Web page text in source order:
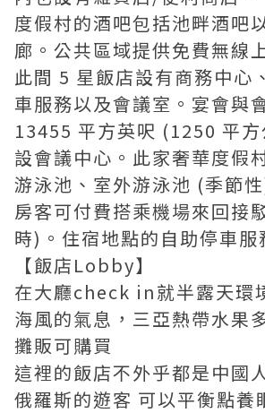
度假村的酒吧包括池畔酒吧
廊。公共區域提供免費無線
此間 5 星飯店設有商務中心
車服務以及會議室。宴會與
13455 平方英呎 (1250 平
設會議中心。此家奢華度假
游泳池、室外游泳池 (季節
房客可付費搭乘機場來回接
時)。住宿地點的自助停車服
【飯店Lobby】
在大廳check in就半露天環
海風的氣息，三亞熱帶水果
攤販可購買
這裡的飯店不外乎都是中國
俄羅斯的遊客 可以平衡點養